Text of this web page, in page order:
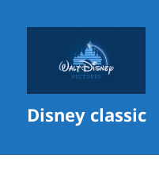
Disney classic